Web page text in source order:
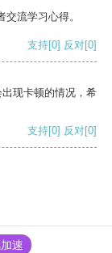
流学习心得。
支持[0] 反对[0]
现卡顿的情况，希
支持[0] 反对[0]
速